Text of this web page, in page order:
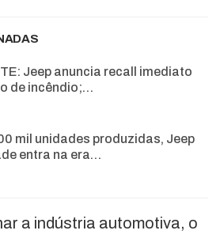
Jeep anuncia recall imediato
de incêndio;…
mil unidades produzidas, Jeep
entra na era…
a indústria automotiva, o